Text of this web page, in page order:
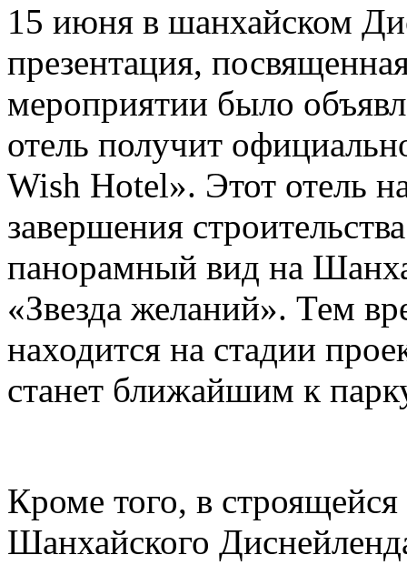
15 июня в шанхайском
презентация,
мероприятии было
отель получит
Wish Hotel». Этот отель
завершения
панорамный вид на
«Звезда желаний». Тем
находится на стадии
станет ближайшим к
Кроме того, в строящейся
Шанхайского